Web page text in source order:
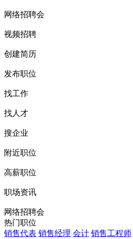
网络招聘会
视频招聘
创建简历
发布职位
找工作
找人才
搜企业
附近职位
高薪职位
职场资讯
网络招聘会
热门职位
销售代表 销售经理 会计 销售工程师